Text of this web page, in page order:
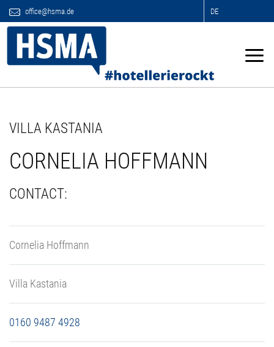
office@hsma.de DE
VILLA KASTANIA
CORNELIA HOFFMANN
CONTACT:
Cornelia Hoffmann
Villa Kastania
0160 9487 4928